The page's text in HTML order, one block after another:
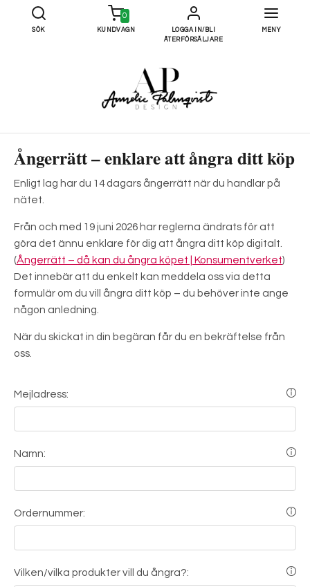
SÖK
0
KUNDVAGN
LOGGA IN/BLI
ÅTERFÖRSÄLJARE
MENY
Ångerrätt – enklare att ångra ditt köp
Enligt lag har du 14 dagars ångerrätt när du handlar på
nätet.
Från och med 19 juni 2026 har reglerna ändrats för att
göra det ännu enklare för dig att ångra ditt köp digitalt.
(Ångerrätt – då kan du ångra köpet | Konsumentverket)
Det innebär att du enkelt kan meddela oss via detta
formulär om du vill ångra ditt köp – du behöver inte ange
någon anledning.
När du skickat in din begäran får du en bekräftelse från
oss.
Mejladress:
Namn:
Ordernummer:
Vilken/vilka produkter vill du ångra?: